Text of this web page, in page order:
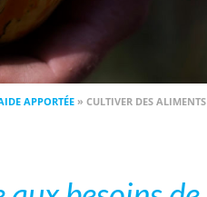
APPORTÉE » CULTIVER DES ALIMENTS